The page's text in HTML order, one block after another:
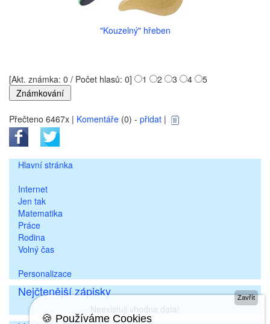
"Kouzelný" hřeben
[Akt. známka: 0 / Počet hlasů: 0] 1 2 3 4 5
Přečteno 6467x | Komentáře (0) - přidat |
Hlavní stránka
Internet
Jen tak
Matematika
Práce
Rodina
Volný čas
Personalizace
Nejčtenější zápisky
Neexistuji vhodna data!
Zavřít
🍪 Používáme Cookies